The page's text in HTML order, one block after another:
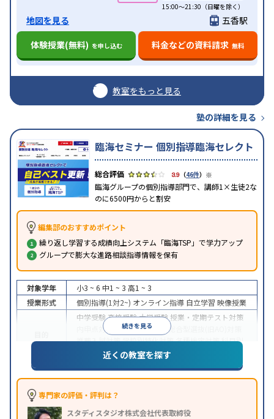
15:00～21:30（日曜を除く）
地図を見る
五香駅
体験授業(無料) を申し込む 料金などの資料請求 無料
教室をもっと見る
塾の詳細を見る
臨海セミナー 個別指導臨海セレクト
3.9 （46件） ※
臨海グループの個別指導部門で、講師1×生徒2な
のに6500円からと割安
編集部のおすすめポイント
繰り返し学習する成績向上システム「臨海TSP」で学力アップ
グループで膨大な進路相談指導情報を保有
続きを見る
対象学年 小3 ~ 6 中1 ~ 3 高1 ~ 3
授業形式
個別指導(1対2~) オンライン指導 自立学習 映像授業
中学受験高校受験大学受験 授業・定期テスト対策
内申点対策
学習習慣の定着
総合型選抜(旧AO)対策
推薦入試対策学校別特化対策各種検定対策科目別
特化対策
特徴
中高一貫校生に対応特待生・奨学金制度あり授業
の振替可能不登校生に対応オンライン対応1科目
から受講可能
※2024年6月調査。
近くの教室を探す
専門家の評価・評判は？
スタディスタジオ株式会社代表取締役